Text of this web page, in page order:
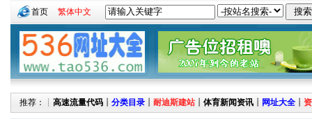
首页 繁体中文
推荐：┊ 高速流量代码 ┊ 分类目录 ┊ 耐迪斯建站 ┊ 体育新闻资讯 ┊ 网址大全 ┊